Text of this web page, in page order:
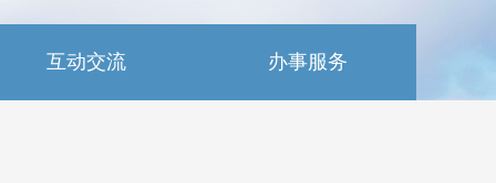
互动交流 办事服务